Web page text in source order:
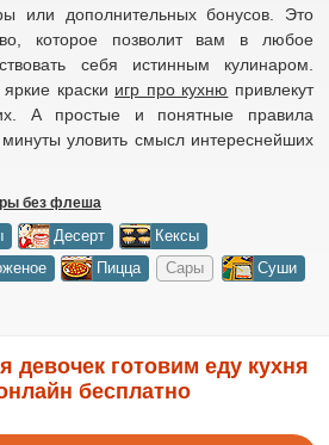
или дополнительных бонусов. Это
которое позволит вам в любое
себя истинным кулинаром.
краски игр про кухню привлекут
А простые и понятные правила
уловить смысл интереснейших
без флеша
Десерт
Кексы
Пицца Сары
Суши
девочек готовим еду кухня
бесплатно